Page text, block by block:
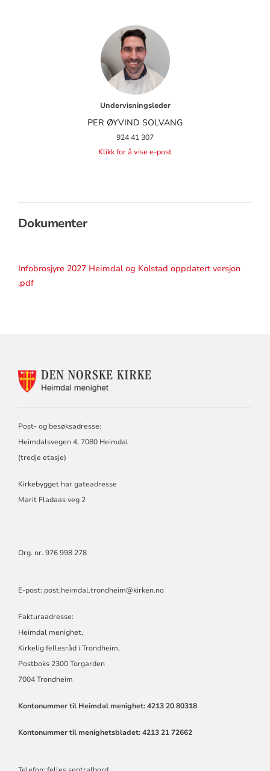
Undervisningsleder
PER ØYVIND SOLVANG
924 41 307
Klikk for å vise e-post
Dokumenter
Infobrosjyre 2027 Heimdal og Kolstad oppdatert versjon
.pdf
KONTAKTINFORMASJON
Post- og besøksadresse:
Heimdalsvegen 4, 7080 Heimdal
(tredje etasje)
Kirkebygget har gateadresse
Marit Fladaas veg 2
Org. nr. 976 998 278
E-post: post.heimdal.trondheim@kirken.no
Fakturaadresse:
Heimdal menighet,
Kirkelig fellesråd i Trondheim,
Postboks 2300 Torgarden
7004 Trondheim
Kontonummer til Heimdal menighet: 4213 20 80318
Kontonummer til menighetsbladet: 4213 21 72662